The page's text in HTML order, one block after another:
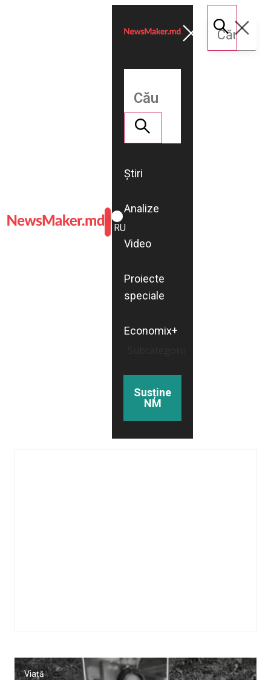
ROMÂNĂ
RU
Știri
Analize
Video
Proiecte
speciale
Economix+
Susține
NM
Viață